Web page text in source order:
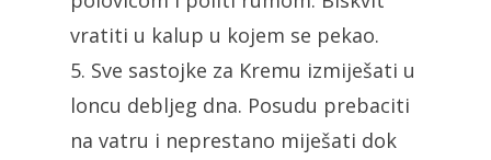
vratiti u kalup u kojem se pekao.
5. Sve sastojke za Kremu izmiješati u
loncu debljeg dna. Posudu prebaciti
na vatru i neprestano miješati dok